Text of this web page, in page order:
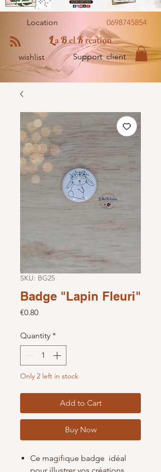
Location 0698745854
LaBelKreation
wishlist Support client
SKU: BG25
Badge "Lapin Fleuri"
€0.80Price
Quantity *
Only 2 left in stock
Add to Cart
Buy Now
Ce magifique badge idéal